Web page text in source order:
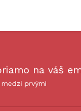
na váš
prvými